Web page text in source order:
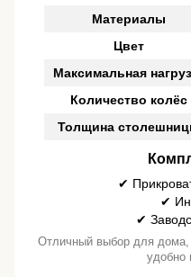
Материалы
Цвет
Максимальная
Количество колёс
Толщина
✔
✔
✔
Отличный выбор для
удобно